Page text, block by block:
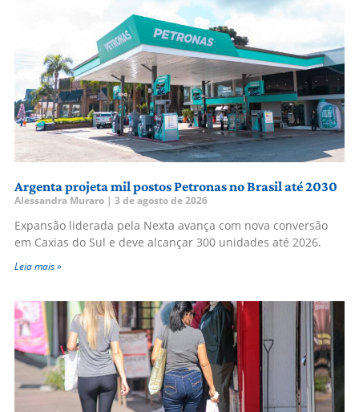
Argenta projeta mil postos Petronas no Brasil até 2030
Alessandra Muraro 3 de agosto de 2026
Expansão liderada pela Nexta avança com nova conversão
em Caxias do Sul e deve alcançar 300 unidades até 2026.
Leia mais »